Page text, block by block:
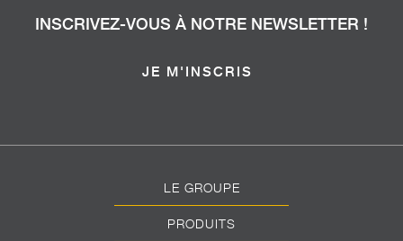
INSCRIVEZ-VOUS À NOTRE NEWSLETTER !
JE M'INSCRIS
LE GROUPE
PRODUITS